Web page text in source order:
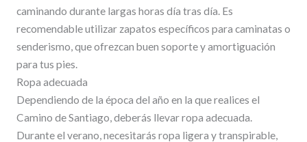
caminando durante largas horas día tras día. Es
recomendable utilizar zapatos específicos para caminatas o
senderismo, que ofrezcan buen soporte y amortiguación
para tus pies.
Ropa adecuada
Dependiendo de la época del año en la que realices el
Camino de Santiago, deberás llevar ropa adecuada.
Durante el verano, necesitarás ropa ligera y transpirable,